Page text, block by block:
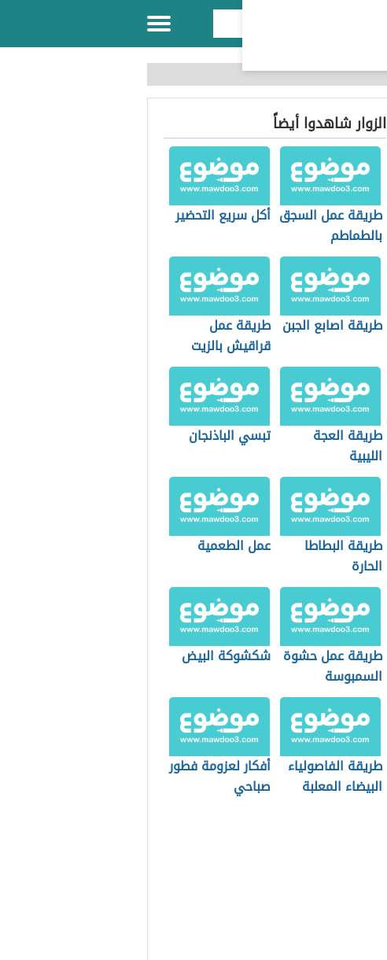
الزوار شاهدوا أيضاً
طريقة عمل السجق
بالطماطم
أكل سريع التحضير
طريقة اصابع الجبن طريقة عمل
قراقيش بالزيت
طريقة العجة
الليبية
تبسي الباذنجان
طريقة البطاطا
الحارة
عمل الطعمية
طريقة عمل حشوة
السمبوسة
شكشوكة البيض
طريقة الفاصولياء
البيضاء المعلبة
أفكار لعزومة فطور
صباحي